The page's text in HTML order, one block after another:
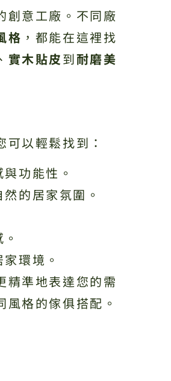
創意工廠。不同廠
格 ，都能在這裡找
實木貼皮到耐磨美
以輕鬆找到：
功能性。
的居家氛圍。
環境。
精準地表達您的需
格的傢俱搭配。